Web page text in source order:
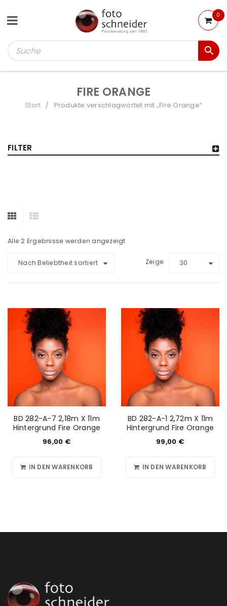
0
FIRE ORANGE
Start / Produkte verschlagwortet mit „Fire Orange“
FILTER
Alle 2 Ergebnisse werden angezeigt
Nach Beliebtheit sortiert Zeige 30
BD 282-A-7 2,18m X 11m
Hintergrund Fire Orange
96,00 €
IN DEN WARENKORB
BD 282-A-1 2,72m X 11m
Hintergrund Fire Orange
99,00 €
IN DEN WARENKORB